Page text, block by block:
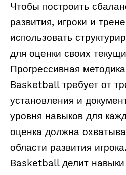
Чтобы построить
развития, игроки и
использовать
для оценки своих
Прогрессивная
Basketball требует от
установления и
уровня навыков для
оценка должна
области развития
Basketball делит навыки